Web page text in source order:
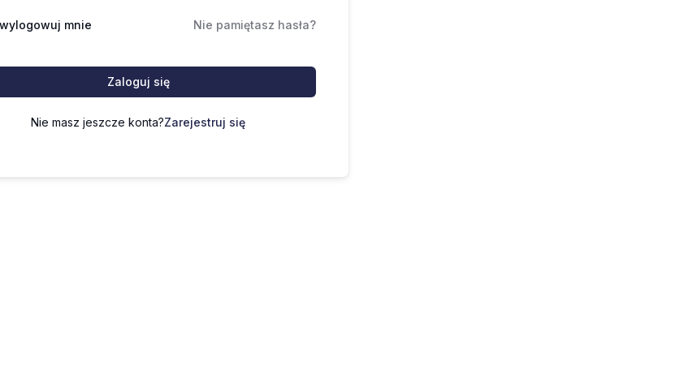
mnie Nie pamiętasz hasła?
Zaloguj się
Nie masz jeszcze konta?Zarejestruj się